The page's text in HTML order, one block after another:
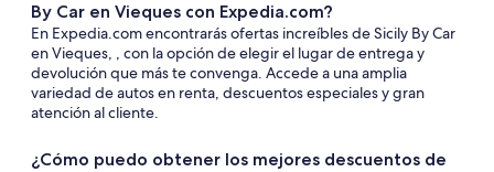
By Car en Vieques con Expedia.com?
En Expedia.com encontrarás ofertas increíbles de Sicily By Car
en Vieques, , con la opción de elegir el lugar de entrega y
devolución que más te convenga. Accede a una amplia
variedad de autos en renta, descuentos especiales y gran
atención al cliente.
¿Cómo puedo obtener los mejores descuentos de